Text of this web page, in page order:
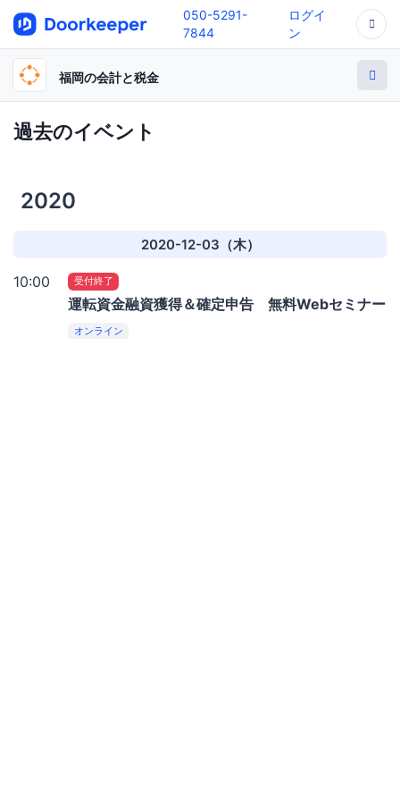
050-5291-
7844
ログイ
ン
福岡の会計と税金
過去のイベント
2020
2020-12-03（木）
10:00 受付終了
運転資金融資獲得＆確定申告 無料Webセミナー
オンライン